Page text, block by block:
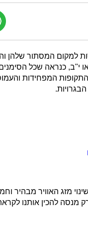
למקום המסתור שלהן
י"ב, כנראה שכל
המפחידות
מזג האוויר מבהיר
מנסה להכין אותנו